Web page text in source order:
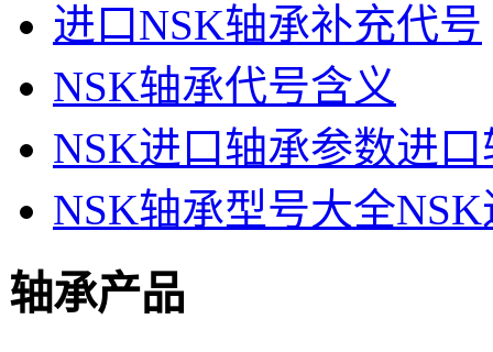
进口NSK轴承补充代号
NSK轴承代号含义
NSK进口轴承参数进
NSK轴承型号大全
轴承产品